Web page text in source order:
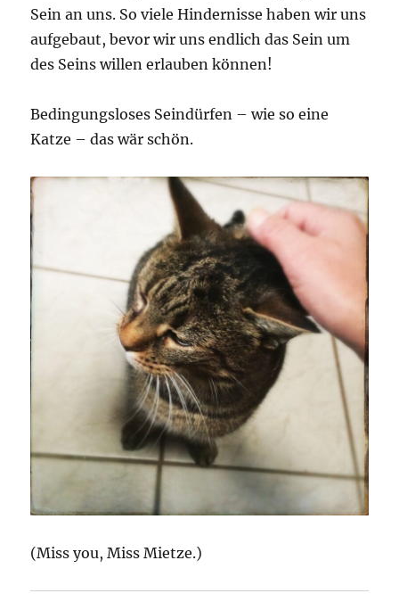
Sein an uns. So viele Hindernisse haben wir uns
aufgebaut, bevor wir uns endlich das Sein um
des Seins willen erlauben können!
Bedingungsloses Seindürfen – wie so eine
Katze – das wär schön.
(Miss you, Miss Mietze.)